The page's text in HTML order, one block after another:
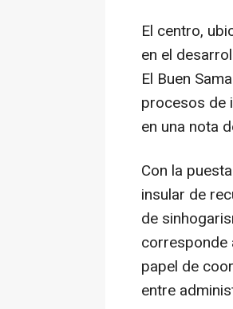
El centro,
en el
El Buen
procesos de
en una nota
Con la
insular de
de
corresponde
papel de
entre